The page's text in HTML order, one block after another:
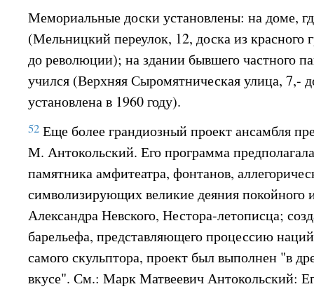
Мемориальные доски установлены: на доме,
(Мельницкий переулок, 12, доска из красного
до революции); на здании бывшего частного
учился (Верхняя Сыромятническая улица, 7,-
установлена в 1960 году).
52 Еще более грандиозный проект ансамбля
М. Антокольский. Его программа
памятника амфитеатра, фонтанов,
символизирующих великие деяния покойного
Александра Невского, Нестора-летописца;
барельефа, представляющего процессию
самого скульптора, проект был выполнен "в
вкусе". См.: Марк Матвеевич Антокольский: